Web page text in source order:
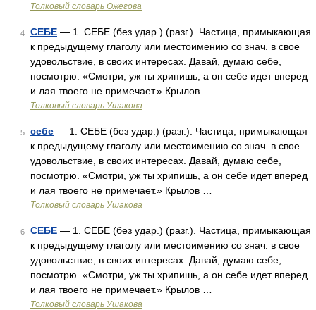
Толковый словарь Ожегова
4 СЕБЕ — 1. СЕБЕ (без удар.) (разг.). Частица, примыкающая
к предыдущему глаголу или местоимению со знач. в свое
удовольствие, в своих интересах. Давай, думаю себе,
посмотрю. «Смотри, уж ты хрипишь, а он себе идет вперед
и лая твоего не примечает.» Крылов …
Толковый словарь Ушакова
5 себе — 1. СЕБЕ (без удар.) (разг.). Частица, примыкающая
к предыдущему глаголу или местоимению со знач. в свое
удовольствие, в своих интересах. Давай, думаю себе,
посмотрю. «Смотри, уж ты хрипишь, а он себе идет вперед
и лая твоего не примечает.» Крылов …
Толковый словарь Ушакова
6 СЕБЕ — 1. СЕБЕ (без удар.) (разг.). Частица, примыкающая
к предыдущему глаголу или местоимению со знач. в свое
удовольствие, в своих интересах. Давай, думаю себе,
посмотрю. «Смотри, уж ты хрипишь, а он себе идет вперед
и лая твоего не примечает.» Крылов …
Толковый словарь Ушакова